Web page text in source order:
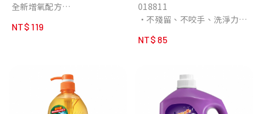
全新增氧配方
花色衣物不互染
不傷人體及環境
NT$ 119
018811
•不殘留、不咬手、洗淨力強
腥
NT$ 85